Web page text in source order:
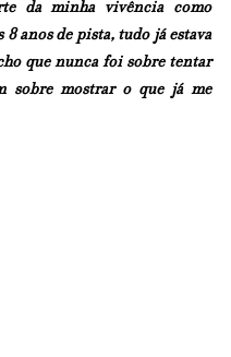
da minha vivência como
8 anos de pista, tudo já estava
que nunca foi sobre tentar
sobre mostrar o que já me